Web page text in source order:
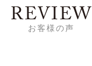
REVIEW
お客様の声